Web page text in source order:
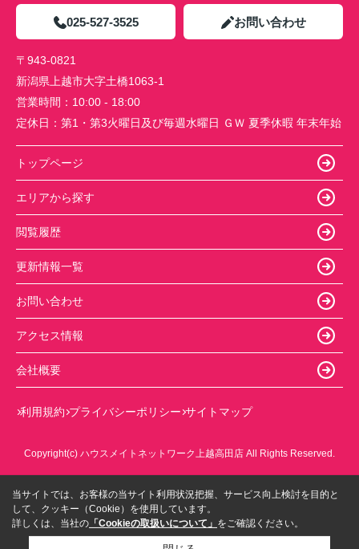
025-527-3525 お問い合わせ
〒943-0821
新潟県上越市大字土橋1063-1
営業時間： 10:00 - 18:00
定休日： 第1・第3火曜日及び毎週水曜日 ＧＷ 夏季休暇 年末年始
トップページ
エリアから探す
閲覧履歴
更新情報一覧
お問い合わせ
アクセス情報
会社概要
利用規約 プライバシーポリシー サイトマップ
Copyright(c) ハウスメイトネットワーク上越高田店 All Rights Reserved.
当サイトでは、お客様の当サイト利用状況把握、サービス向上検討を目的と
して、クッキー（Cookie）を使用しています。
詳しくは、当社の 「Cookieの取扱いについて」 をご確認ください。